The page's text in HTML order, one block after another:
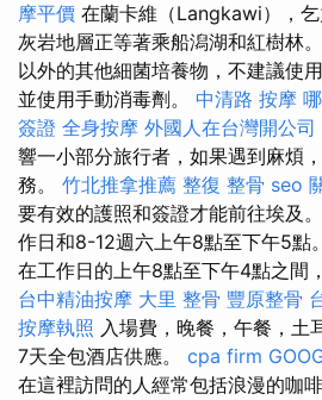
摩平價 在蘭卡維（Langkawi），
灰岩地層正等著乘船潟湖和紅樹林
以外的其他細菌培養物，不建議使
並使用手動消毒劑。 中清路 按摩
簽證 全身按摩 外國人在台灣開公司
響一小部分旅行者，如果遇到麻煩
務。 竹北推拿推薦 整復 整骨 seo
要有效的護照和簽證才能前往埃及
作日和8-12週六上午8點至下午5點
在工作日的上午8點至下午4點之間
台中精油按摩 大里 整骨 豐原整骨
按摩執照 入場費，晚餐，午餐，土
7天全包酒店供應。 cpa firm
在這裡訪問的人經常包括浪漫的咖